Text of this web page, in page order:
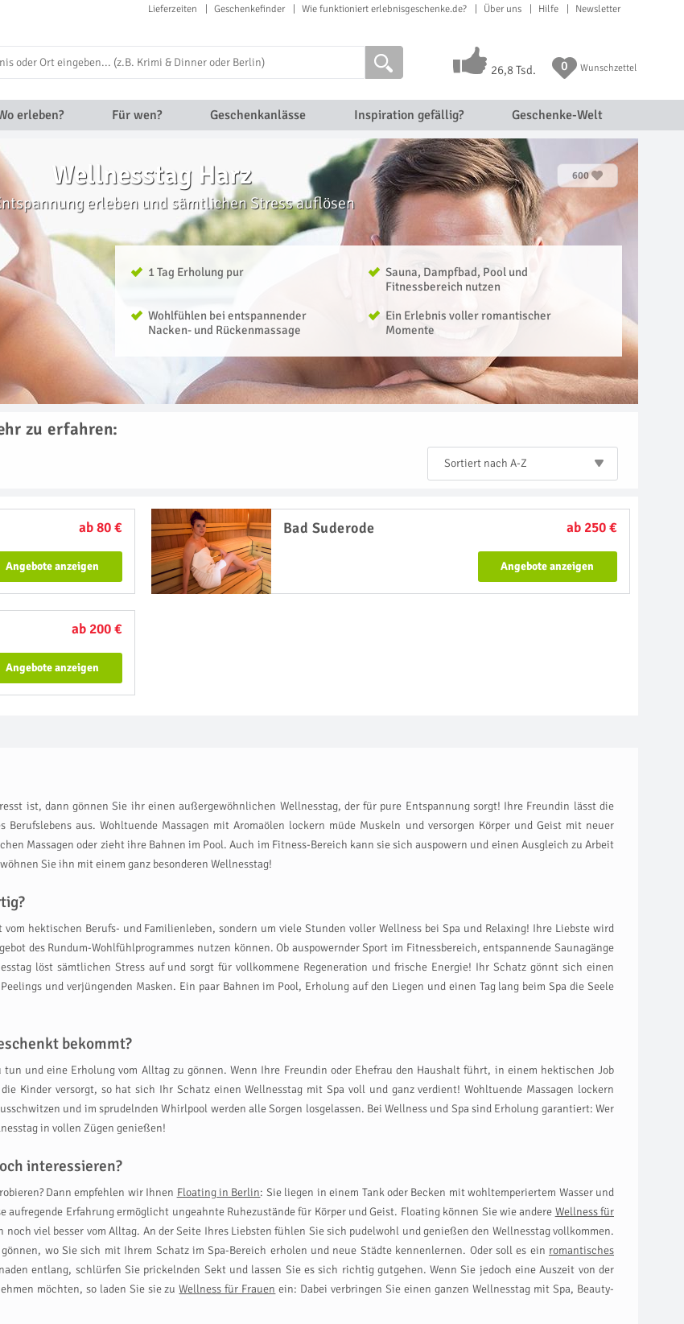
Lieferzeiten Geschenkefinder Wie funktioniert erlebnisgeschenke.de? Über uns Hilfe Newsletter
26,8 Tsd. 0 Wunschzettel
erleben? Für wen? Geschenkanlässe Inspiration gefällig? Geschenke-Welt
Wellnesstag Harz 600
erleben und sämtlichen Stress auflösen
1 Tag Erholung pur
Sauna, Dampfbad, Pool und
Fitnessbereich nutzen
Wohlfühlen bei entspannender
Nacken- und Rückenmassage
Ein Erlebnis voller romantischer
Momente
zu erfahren:
Sortiert nach A-Z
ab 80 €
Angebote anzeigen
Bad Suderode ab 250 €
Angebote anzeigen
ab 200 €
Angebote anzeigen
ist, dann gönnen Sie ihr einen außergewöhnlichen Wellnesstag, der für pure Entspannung sorgt! Ihre Freundin lässt die
aus. Wohltuende Massagen mit Aromaölen lockern müde Muskeln und versorgen Körper und Geist mit neuer
Massagen oder zieht ihre Bahnen im Pool. Auch im Fitness-Bereich kann sie sich auspowern und einen Ausgleich zu Arbeit
Sie ihn mit einem ganz besonderen Wellnesstag!
hektischen Berufs- und Familienleben, sondern um viele Stunden voller Wellness bei Spa und Relaxing! Ihre Liebste wird
des Rundum-Wohlfühlprogrammes nutzen können. Ob auspowernder Sport im Fitnessbereich, entspannende Saunagänge
löst sämtlichen Stress auf und sorgt für vollkommene Regeneration und frische Energie! Ihr Schatz gönnt sich einen
und verjüngenden Masken. Ein paar Bahnen im Pool, Erholung auf den Liegen und einen Tag lang beim Spa die Seele
bekommt?
und eine Erholung vom Alltag zu gönnen. Wenn Ihre Freundin oder Ehefrau den Haushalt führt, in einem hektischen Job
Kinder versorgt, so hat sich Ihr Schatz einen Wellnesstag mit Spa voll und ganz verdient! Wohltuende Massagen lockern
und im sprudelnden Whirlpool werden alle Sorgen losgelassen. Bei Wellness und Spa sind Erholung garantiert: Wer
in vollen Zügen genießen!
interessieren?
Dann empfehlen wir Ihnen Floating in Berlin: Sie liegen in einem Tank oder Becken mit wohltemperiertem Wasser und
Erfahrung ermöglicht ungeahnte Ruhezustände für Körper und Geist. Floating können Sie wie andere Wellness für
viel besser vom Alltag. An der Seite Ihres Liebsten fühlen Sie sich pudelwohl und genießen den Wellnesstag vollkommen.
wo Sie sich mit Ihrem Schatz im Spa-Bereich erholen und neue Städte kennenlernen. Oder soll es ein romantisches
entlang, schlürfen Sie prickelnden Sekt und lassen Sie es sich richtig gutgehen. Wenn Sie jedoch eine Auszeit von der
möchten, so laden Sie sie zuWellness für Frauen ein: Dabei verbringen Sie einen ganzen Wellnesstag mit Spa, Beauty-